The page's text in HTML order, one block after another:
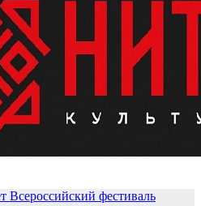
Всероссийский фестиваль